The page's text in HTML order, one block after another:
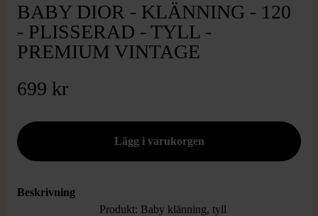
BABY DIOR - KLÄNNING - 120
- PLISSERAD - TYLL -
PREMIUM VINTAGE
699 kr
Beskrivning
Produkt: Baby klänning, tyll